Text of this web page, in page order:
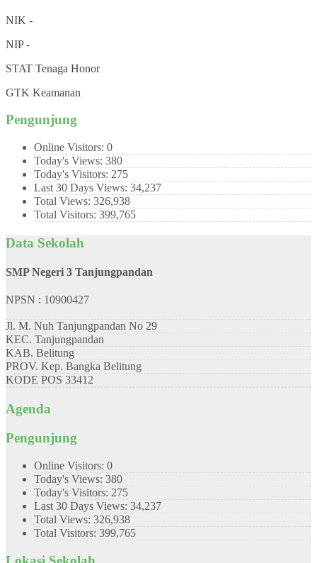
NIK -
NIP-
STAT Tenaga Honor
GTK Keamanan
Pengunjung
Online Visitors: 0
Today's Views: 380
Today's Visitors: 275
Last 30 Days Views: 34,237
Total Views: 326,938
Total Visitors: 399,765
Data Sekolah
SMP Negeri 3 Tanjungpandan
NPSN : 10900427
Jl. M. Nuh Tanjungpandan No 29
KEC. Tanjungpandan
KAB. Belitung
PROV. Kep. Bangka Belitung
KODE POS 33412
Agenda
Pengunjung
Online Visitors: 0
Today's Views: 380
Today's Visitors: 275
Last 30 Days Views: 34,237
Total Views: 326,938
Total Visitors: 399,765